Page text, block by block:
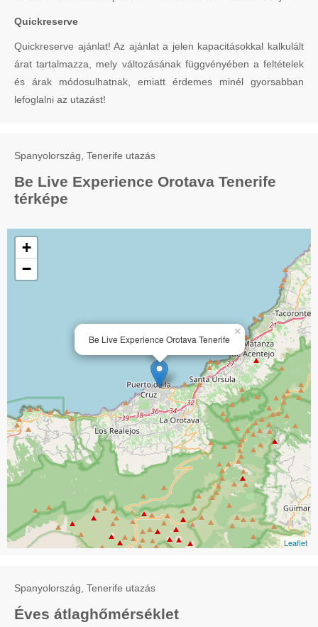
Quickreserve
Quickreserve ajánlat! Az ajánlat a jelen kapacitásokkal kalkulált
árat tartalmazza, mely változásának függvényében a feltételek
és árak módosulhatnak, emiatt érdemes minél gyorsabban
lefoglalni az utazást!
Spanyolország, Tenerife utazás
Be Live Experience Orotava Tenerife
térképe
Be Live Experience Orotava Tenerife
×
+
−
Leaflet
Spanyolország, Tenerife utazás
Éves átlaghőmérséklet